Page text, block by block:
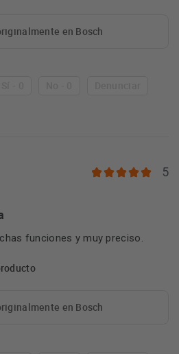
en Bosch
5
funciones y muy preciso.
en Bosch